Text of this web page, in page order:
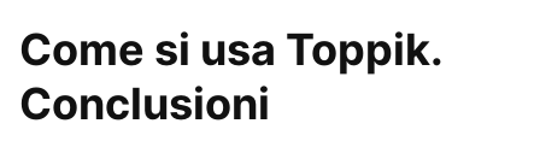
Come si usa Toppik.
Conclusioni